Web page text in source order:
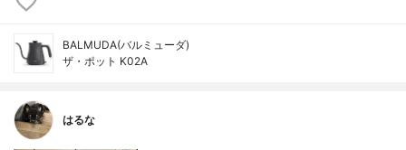
BALMUDA(バルミューダ)
ザ・ポット K02A
はるな